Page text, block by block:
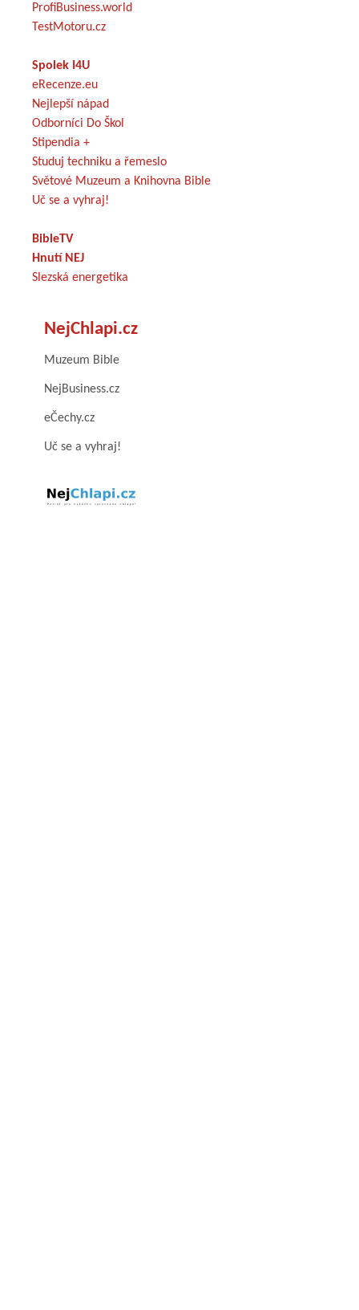
ProfiBusiness.world
TestMotoru.cz
Spolek I4U
eRecenze.eu
Nejlepší nápad
Odborníci Do Škol
Stipendia +
Studuj techniku a řemeslo
Světové Muzeum a Knihovna Bible
Uč se a vyhraj!
BibleTV
Hnutí NEJ
Slezská energetika
NejChlapi.cz
Muzeum Bible
NejBusiness.cz
eČechy.cz
Uč se a vyhraj!